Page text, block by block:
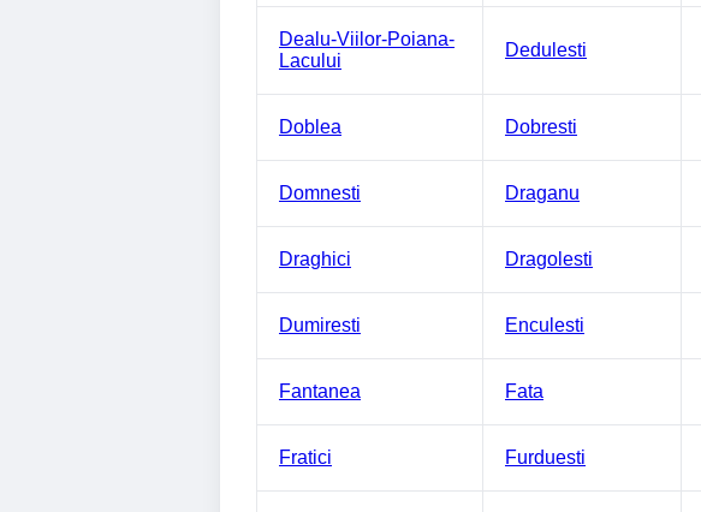
Dealu-Viilor-Poiana-
Lacului
Dedulesti
Doblea Dobresti
Domnesti Draganu
Draghici Dragolesti
Dumiresti Enculesti
Fantanea Fata
Fratici Furduesti